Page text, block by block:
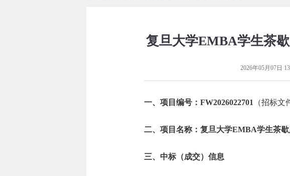
复旦大学EMBA学生茶
2026年05月07日
一、项目编号：FW2026022701 （招标文
二、项目名称：复旦大学EMBA学生茶歇
三、中标（成交）信息